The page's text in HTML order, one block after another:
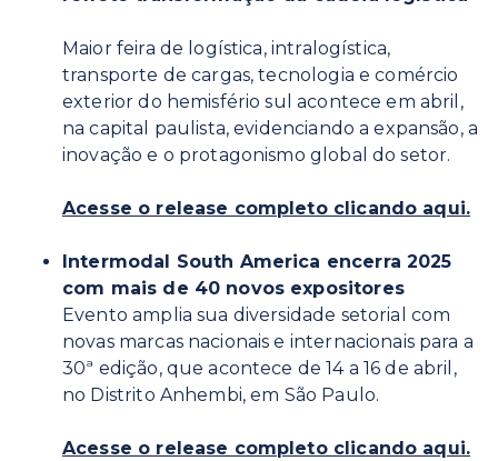
Maior feira de logística, intralogística,
transporte de cargas, tecnologia e comércio
exterior do hemisfério sul acontece em abril,
na capital paulista, evidenciando a expansão, a
inovação e o protagonismo global do setor.
Acesse o release completo clicando aqui.
Intermodal South America encerra 2025
com mais de 40 novos expositores
Evento amplia sua diversidade setorial com
novas marcas nacionais e internacionais para a
30ª edição, que acontece de 14 a 16 de abril,
no Distrito Anhembi, em São Paulo.
Acesse o release completo clicando aqui.